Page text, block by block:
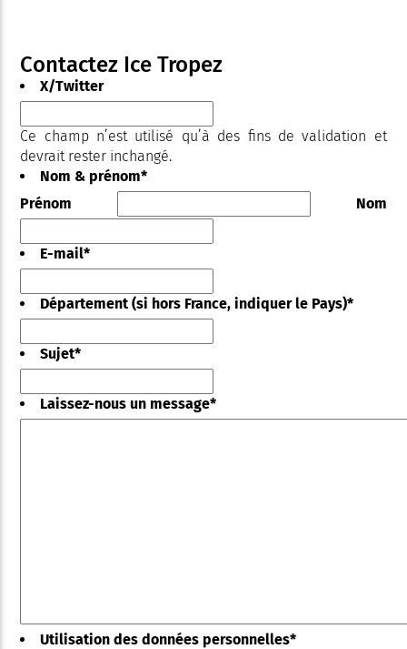
Contactez Ice Tropez
X/Twitter
Ce champ n’est utilisé qu’à des fins de validation et
devrait rester inchangé.
Nom & prénom*
Prénom
Nom
E-mail*
Département (si hors France, indiquer le Pays)*
Sujet*
Laissez-nous un message*
Utilisation des données personnelles*